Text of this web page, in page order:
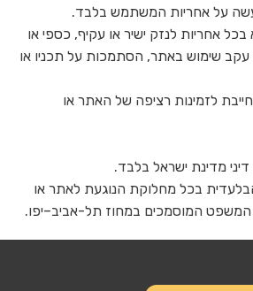
בכל אחריות לנזק ישיר או עקיף, כספי או
שימוש באתר, הסתמכות על תכניו או
לזמינות רציפה של האתר או
הבלעדית בכל מחלוקת הנוגעת לאתר או
המשפט המוסמכים במחוז תל-אביב–יפו.